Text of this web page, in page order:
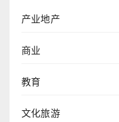
产业地产
商业
教育
文化旅游